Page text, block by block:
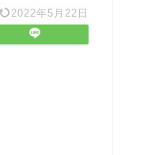
2022年5月22日